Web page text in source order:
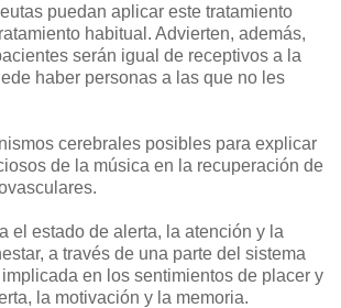
puedan aplicar este tratamiento
habitual. Advierten, además,
serán igual de receptivos a la
haber personas a las que no les
cerebrales posibles para explicar
de la música en la recuperación de
el estado de alerta, la atención y la
a través de una parte del sistema
en los sentimientos de placer y
la motivación y la memoria.